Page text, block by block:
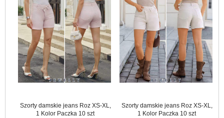
Szorty damskie jeans Roz XS-XL,
1 Kolor Paczka 10 szt
Szorty damskie jeans Roz XS-XL,
1 Kolor Paczka 10 szt